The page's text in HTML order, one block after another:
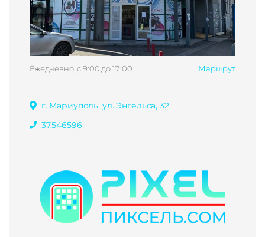
Ежедневно, с 9:00 до 17:00 Маршрут
г. Мариуполь, ул. Энгельса, 32
37.546596